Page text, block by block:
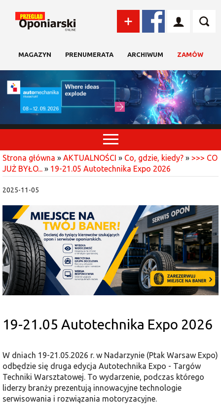
MAGAZYN PRENUMERATA ARCHIWUM ZAMÓW
Strona główna » AKTUALNOŚCI » Co, gdzie, kiedy? » >>> CO
JUŻ BYŁO... » 19-21.05 Autotechnika Expo 2026
2025-11-05
19-21.05 Autotechnika Expo 2026
W dniach 19-21.05.2026 r. w Nadarzynie (Ptak Warsaw Expo)
odbędzie się druga edycja Autotechnika Expo - Targów
Techniki Warsztatowej. To wydarzenie, podczas którego
liderzy branży prezentują innowacyjne technologie
serwisowania i rozwiązania motoryzacyjne.